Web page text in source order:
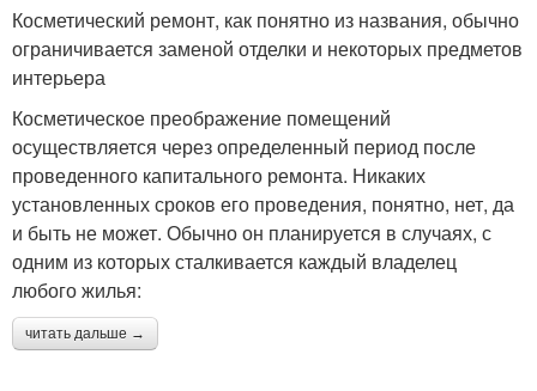
Косметический ремонт, как понятно из названия, обычно
ограничивается заменой отделки и некоторых предметов
интерьера
Косметическое преображение помещений
осуществляется через определенный период после
проведенного капитального ремонта. Никаких
установленных сроков его проведения, понятно, нет, да
и быть не может. Обычно он планируется в случаях, с
одним из которых сталкивается каждый владелец
любого жилья:
читать дальше →